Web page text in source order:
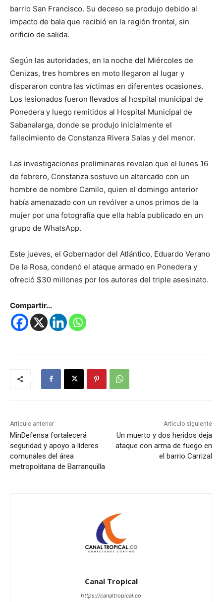
barrio San Francisco. Su deceso se produjo debido al
impacto de bala que recibió en la región frontal, sin
orificio de salida.
Según las autoridades, en la noche del Miércoles de
Cenizas, tres hombres en moto llegaron al lugar y
dispararon contra las víctimas en diferentes ocasiones.
Los lesionados fueron llevados al hospital municipal de
Ponedera y luego remitidos al Hospital Municipal de
Sabanalarga, donde se produjo inicialmente el
fallecimiento de Constanza Rivera Salas y del menor.
Las investigaciones preliminares revelan que el lunes 16
de febrero, Constanza sostuvo un altercado con un
hombre de nombre Camilo, quien el domingo anterior
había amenazado con un revólver a unos primos de la
mujer por una fotografía que ella había publicado en un
grupo de WhatsApp.
Este jueves, el Gobernador del Atlántico, Eduardo Verano
De la Rosa, condenó el ataque armado en Ponedera y
ofreció $30 millones por los autores del triple asesinato.
Compartir...
Artículo anterior
MinDefensa fortalecerá
seguridad y apoyo a líderes
comunales del área
metropolitana de Barranquilla
Artículo siguiente
Un muerto y dos heridos deja
ataque con arma de fuego en
el barrio Carrizal
Canal Tropical
https://canaltropical.co